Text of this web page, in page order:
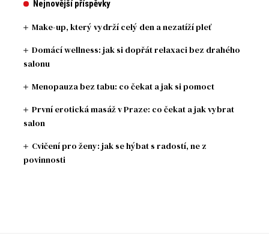
Nejnovější příspěvky
Make-up, který vydrží celý den a nezatíží pleť
Domácí wellness: jak si dopřát relaxaci bez drahého
salonu
Menopauza bez tabu: co čekat a jak si pomoct
První erotická masáž v Praze: co čekat a jak vybrat
salon
Cvičení pro ženy: jak se hýbat s radostí, ne z
povinnosti